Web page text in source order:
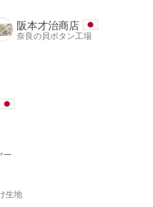
阪本才治商店
奈良の貝ボタン工場
ー
生地